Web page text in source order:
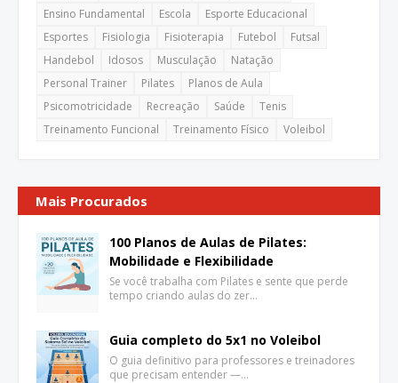
Ensino Fundamental
Escola
Esporte Educacional
Esportes
Fisiologia Fisioterapia Futebol
Futsal
Handebol
Idosos Musculação
Natação
Personal Trainer
Pilates
Planos de Aula
Psicomotricidade
Recreação Saúde
Tenis
Treinamento Funcional
Treinamento Físico Voleibol
Mais Procurados
100 Planos de Aulas de Pilates:
Mobilidade e Flexibilidade
Se você trabalha com Pilates e sente que perde
tempo criando aulas do zer…
Guia completo do 5x1 no Voleibol
O guia definitivo para professores e treinadores
que precisam entender —…